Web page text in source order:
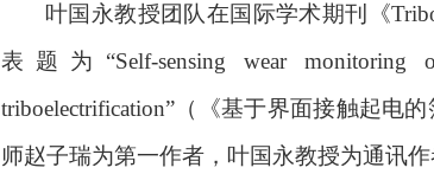
叶国永教授团队在国际学术期刊 《
表题为 “Self-sensing wear
triboelectrification” （《基于界面接触起电
师赵子瑞为第一作者 ，叶国永教授为通讯作